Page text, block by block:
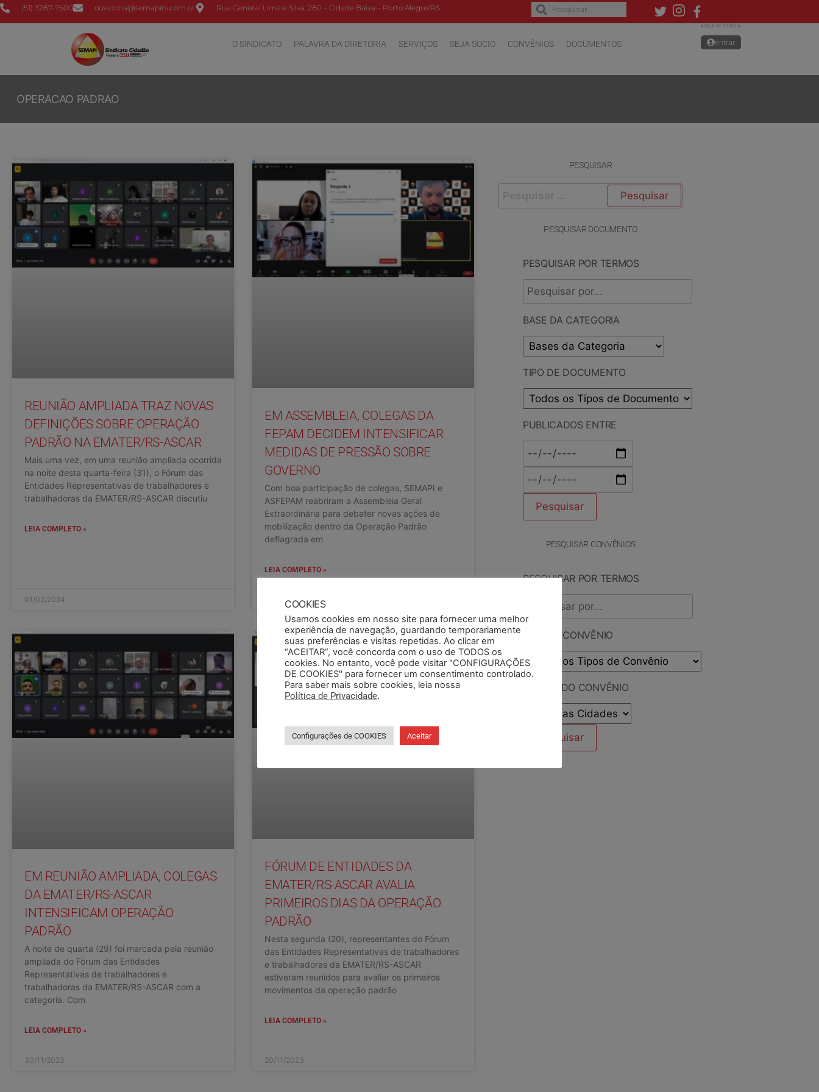
(51) 3287-7500 ouvidoria@semapirs.com.br Rua General Lima e Silva, 280 – Cidade Baixa – Porto Alegre/RS
O SINDICATO PALAVRA DA DIRETORIA SERVIÇOS SEJA SÓCIO CONVÊNIOS DOCUMENTOS
ÁREA RESTRITA
entrar
OPERACAO PADRAO
REUNIÃO AMPLIADA TRAZ NOVAS
DEFINIÇÕES SOBRE OPERAÇÃO
PADRÃO NA EMATER/RS-ASCAR
Mais uma vez, em uma reunião ampliada ocorrida
na noite desta quarta-feira (31), o Fórum das
Entidades Representativas de trabalhadores e
trabalhadoras da EMATER/RS-ASCAR discutiu
LEIA COMPLETO »
01/02/2024
EM ASSEMBLEIA, COLEGAS DA
FEPAM DECIDEM INTENSIFICAR
MEDIDAS DE PRESSÃO SOBRE
GOVERNO
Com boa participação de colegas, SEMAPI e
ASFEPAM reabriram a Assembleia Geral
Extraordinária para debater novas ações de
mobilização dentro da Operação Padrão
deflagrada em
LEIA COMPLETO »
05/12/2023
EM REUNIÃO AMPLIADA, COLEGAS
DA EMATER/RS-ASCAR
INTENSIFICAM OPERAÇÃO
PADRÃO
A noite de quarta (29) foi marcada pela reunião
ampliada do Fórum das Entidades
Representativas de trabalhadores e
trabalhadoras da EMATER/RS-ASCAR com a
categoria. Com
LEIA COMPLETO »
30/11/2023
FÓRUM DE ENTIDADES DA
EMATER/RS-ASCAR AVALIA
PRIMEIROS DIAS DA OPERAÇÃO
PADRÃO
Nesta segunda (20), representantes do Fórum
das Entidades Representativas de trabalhadores
e trabalhadoras da EMATER/RS-ASCAR
estiveram reunidos para avaliar os primeiros
movimentos da operação padrão
LEIA COMPLETO »
20/11/2023
PESQUISAR
PESQUISAR DOCUMENTO
PESQUISAR POR TERMOS
BASE DA CATEGORIA
TIPO DE DOCUMENTO
PUBLICADOS ENTRE
PESQUISAR CONVÊNIOS
PESQUISAR POR TERMOS
TIPO DE CONVÊNIO
CIDADE DO CONVÊNIO
COOKIES
Usamos cookies em nosso site para fornecer uma melhor
experiência de navegação, guardando temporariamente
suas preferências e visitas repetidas. Ao clicar em
“ACEITAR”, você concorda com o uso de TODOS os
cookies. No entanto, você pode visitar "CONFIGURAÇÕES
DE COOKIES" para fornecer um consentimento controlado.
Para saber mais sobre cookies, leia nossa
Política de Privacidade.
Configurações de COOKIES Aceitar